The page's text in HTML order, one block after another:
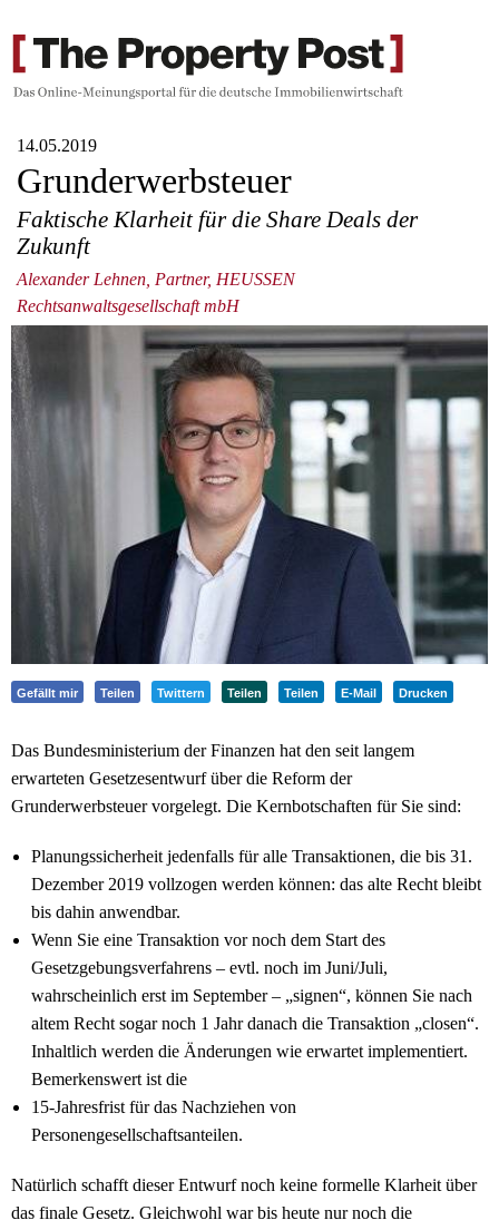
14.05.2019
Grunderwerbsteuer
Faktische Klarheit für die Share Deals der
Zukunft
Alexander Lehnen, Partner, HEUSSEN
Rechtsanwaltsgesellschaft mbH
Gefällt mir Teilen Twittern Teilen Teilen E-Mail Drucken
Das Bundesministerium der Finanzen hat den seit langem
erwarteten Gesetzesentwurf über die Reform der
Grunderwerbsteuer vorgelegt. Die Kernbotschaften für Sie sind:
Planungssicherheit jedenfalls für alle Transaktionen, die bis 31.
Dezember 2019 vollzogen werden können: das alte Recht bleibt
bis dahin anwendbar.
Wenn Sie eine Transaktion vor noch dem Start des
Gesetzgebungsverfahrens – evtl. noch im Juni/Juli,
wahrscheinlich erst im September – „signen“, können Sie nach
altem Recht sogar noch 1 Jahr danach die Transaktion „closen“.
Inhaltlich werden die Änderungen wie erwartet implementiert.
Bemerkenswert ist die
15-Jahresfrist für das Nachziehen von
Personengesellschaftsanteilen.
Natürlich schafft dieser Entwurf noch keine formelle Klarheit über
das finale Gesetz. Gleichwohl war bis heute nur noch die